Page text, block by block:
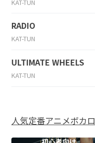
KAT-TUN
RADIO
KAT-TUN
ULTIMATE WHEELS
KAT-TUN
人気定番アニメボカロ